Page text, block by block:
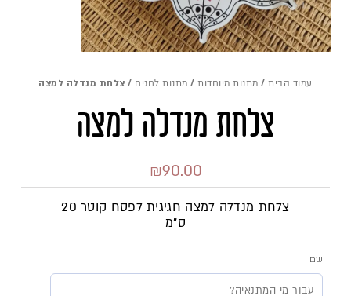
עמוד הבית/ מתנות מיוחדות/ מתנות לחגים / צלחת מנדלה למצה
צלחת מנדלה למצה
₪90.00
צלחת מנדלה למצה חגיגית לפסח קוטר 20
ס"מ
שם
כמות